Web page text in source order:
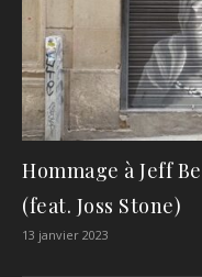
Hommage à Jeff
(feat. Joss Stone)
13 janvier 2023